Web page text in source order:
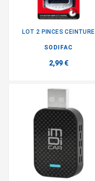
LOT 2 PINCES CEINTURE
SODIFAC
2,99 €